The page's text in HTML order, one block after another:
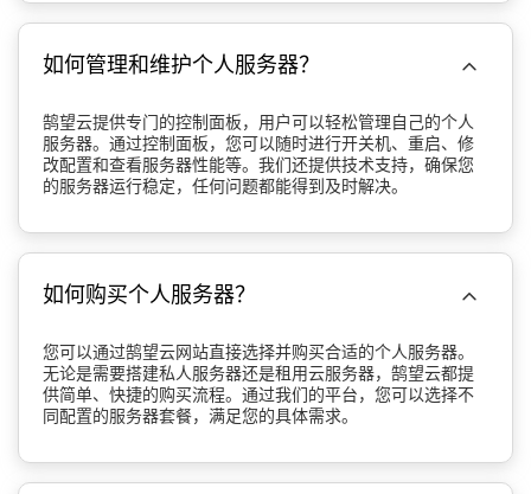
如何管理和维护个人服务器？ 
鹄望云提供专门的控制面板，用户可以轻松管理自己的个人
服务器。通过控制面板，您可以随时进行开关机、重启、修
改配置和查看服务器性能等。我们还提供技术支持，确保您
的服务器运行稳定，任何问题都能得到及时解决。
如何购买个人服务器？ 
您可以通过鹄望云网站直接选择并购买合适的个人服务器。
无论是需要搭建私人服务器还是租用云服务器，鹄望云都提
供简单、快捷的购买流程。通过我们的平台，您可以选择不
同配置的服务器套餐，满足您的具体需求。